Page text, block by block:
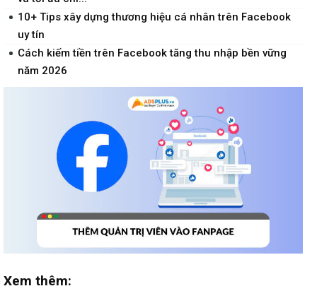
10+ Tips xây dựng thương hiệu cá nhân trên Facebook
uy tín
Cách kiếm tiền trên Facebook tăng thu nhập bền vững
năm 2026
Xem thêm: